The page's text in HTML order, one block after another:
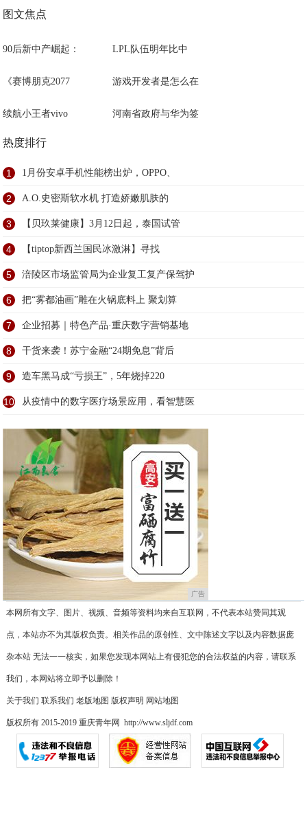
图文焦点
90后新中产崛起： LPL队伍明年比中
《赛博朋克2077 游戏开发者是怎么在
续航小王者vivo 河南省政府与华为签
热度排行
1 1月份安卓手机性能榜出炉，OPPO、
2 A.O.史密斯软水机 打造娇嫩肌肤的
3 【贝玖莱健康】3月12日起，泰国试管
4 【tiptop新西兰国民冰激淋】寻找
5 涪陵区市场监管局为企业复工复产保驾护
6 把“雾都油画”雕在火锅底料上 聚划算
7 企业招募｜特色产品·重庆数字营销基地
8 干货来袭！苏宁金融“24期免息”背后
9 造车黑马成“亏损王”，5年烧掉220
10 从疫情中的数字医疗场景应用，看智慧医
广告
本网所有文字、图片、视频、音频等资料均来自互联网，不代表本站赞同其观
点，本站亦不为其版权负责。相关作品的原创性、文中陈述文字以及内容数据庞
杂本站 无法一一核实，如果您发现本网站上有侵犯您的合法权益的内容，请联系
我们，本网站将立即予以删除！
关于我们 联系我们 老版地图 版权声明 网站地图
版权所有 2015-2019 重庆青年网 http://www.sljdf.com